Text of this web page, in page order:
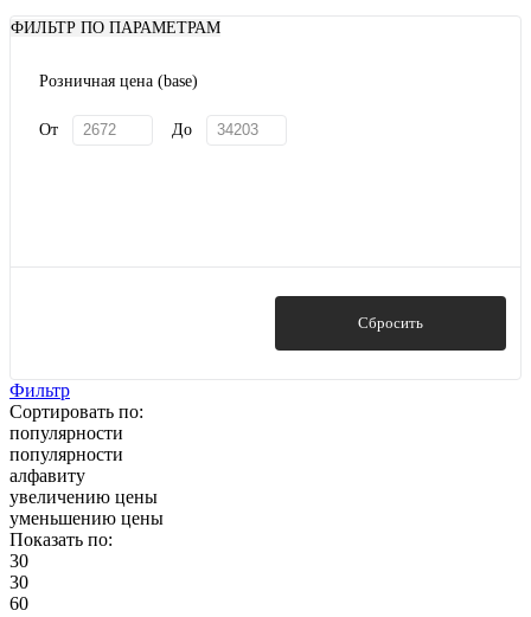
ФИЛЬТР ПО ПАРАМЕТРАМ
Розничная цена (base)
От До
Сбросить
Фильтр
Сортировать по:
популярности
популярности
алфавиту
увеличению цены
уменьшению цены
Показать по:
30
30
60